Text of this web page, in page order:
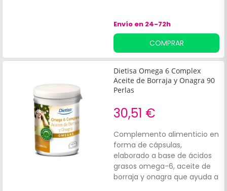
Envío en 24-72h
COMPRAR
Dietisa Omega 6 Complex
Aceite de Borraja y Onagra 90
Perlas
30,51 €
Complemento alimenticio en
forma de cápsulas,
elaborado a base de ácidos
grasos omega-6, aceite de
borraja y onagra que ayuda a